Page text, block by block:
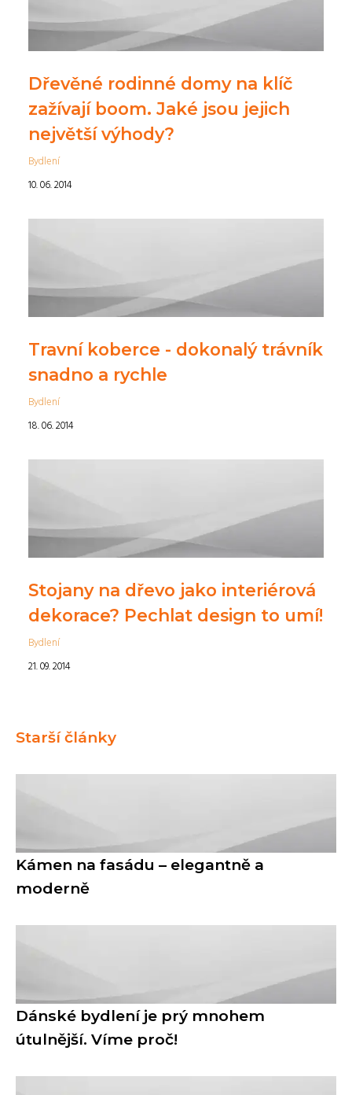
Dřevěné rodinné domy na klíč
zažívají boom. Jaké jsou jejich
největší výhody?
Bydlení
10. 06. 2014
Travní koberce - dokonalý trávník
snadno a rychle
Bydlení
18. 06. 2014
Stojany na dřevo jako interiérová
dekorace? Pechlat design to umí!
Bydlení
21. 09. 2014
Starší články
Kámen na fasádu – elegantně a
moderně
Dánské bydlení je prý mnohem
útulnější. Víme proč!